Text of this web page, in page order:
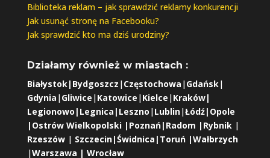
Biblioteka reklam – jak sprawdzić reklamy konkurencji
Jak usunąć stronę na Facebooku?
Jak sprawdzić kto ma dziś urodziny?
Działamy również w miastach :
Białystok| Bydgoszcz |Częstochowa |Gdańsk|
Gdynia |Gliwice |Katowice |Kielce |Kraków|
Legionowo | Legnica | Leszno |Lublin|Łódź| Opole
| Ostrów Wielkopolski | Poznań| Radom | Rybnik |
Rzeszów | Szczecin|Świdnica| Toruń |Wałbrzych
|Warszawa | Wrocław